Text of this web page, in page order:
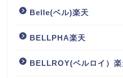
Belle(ベル)楽天
BELLPHA楽天
BELLROY(ベルロイ）楽